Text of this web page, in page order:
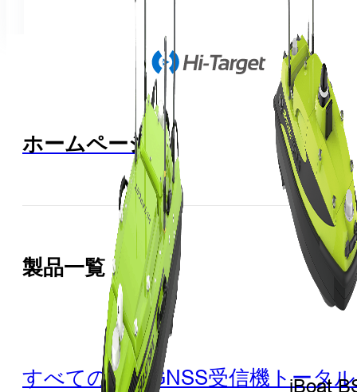
iBoat
ホームページ
製品一覧
すべての製品GNSS受信機 トータ